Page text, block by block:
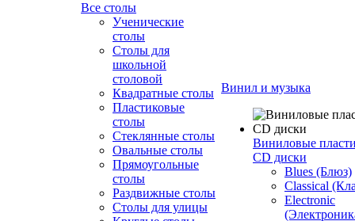
Все столы
Ученические
столы
Столы для
школьной
столовой
Квадратные столы
Пластиковые
столы
Стеклянные столы
Овальные столы
Прямоугольные
столы
Раздвижные столы
Столы для улицы
Винил и музыка
Виниловые
CD диски
Blues (Блюз)
Classical
Electronic